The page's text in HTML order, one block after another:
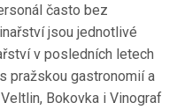
často bez
jsou jednotlivé
v posledních letech
pražskou gastronomií a
Bokovka i Vinograf